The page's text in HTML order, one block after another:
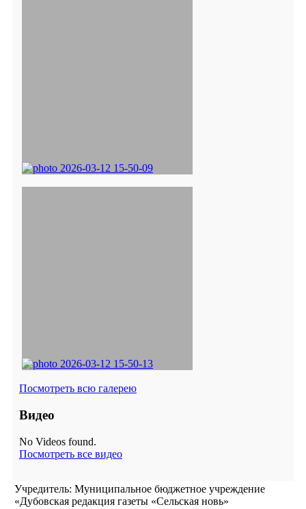
Посмотреть всю галерею
Видео
No Videos found.
Посмотреть все видео
Учредитель: Муниципальное бюджетное учреждение
«Дубовская редакция газеты «Сельская новь»